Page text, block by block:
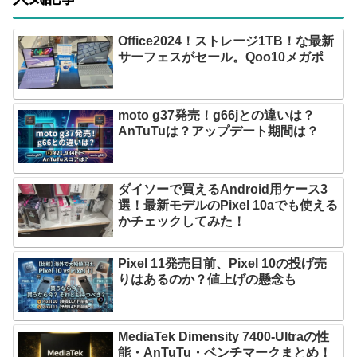
Office2024！ストレージ1TB！な最新
サーフェスがセール。Qoo10メガポ
moto g37発売！g66jとの違いは？
AnTuTuは？アップデート期間は？
ダイソーで買えるAndroid用ケース3
選！最新モデルのPixel 10aでも使える
かチェックしてみた！
Pixel 11発売目前、Pixel 10の投げ売
りはあるのか？値上げの懸念も
MediaTek Dimensity 7400-Ultraの性
能・AnTuTu・ベンチマークまとめ！